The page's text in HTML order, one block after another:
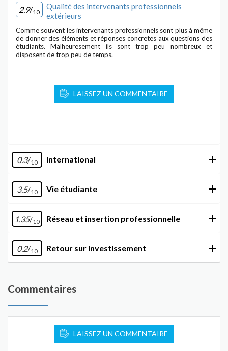
2.9/10
Qualité des intervenants professionnels
extérieurs
Comme souvent les intervenants professionnels sont plus à même
de donner des éléments et réponses concretes aux questions des
étudiants. Malheuresement ils sont trop peu nombreux et
disposent de trop peu de temps.
LAISSEZ UN COMMENTAIRE
0.3/10 International
3.5/10 Vie étudiante
1.35/10 Réseau et insertion professionnelle
0.2/10 Retour sur investissement
Commentaires
LAISSEZ UN COMMENTAIRE